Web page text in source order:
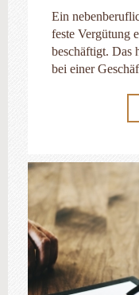
Ein
feste Vergütung
beschäftigt. Das
bei einer